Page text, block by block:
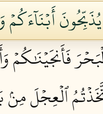
فَأَنجَيۡنَٰكُمۡ
ٱلۡعِجۡلَ مِنۢ